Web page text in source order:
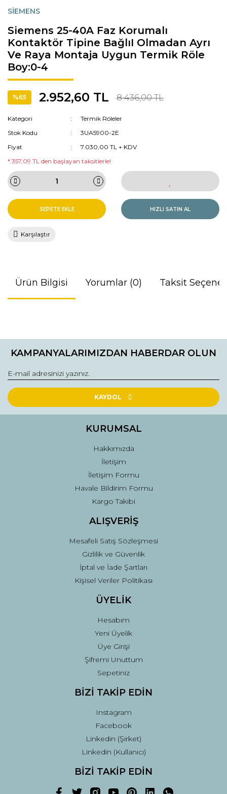
SİEMENS
Siemens 25-40A Faz Korumalı
Kontaktör Tipine BağlıI Olmadan Ayrı
Ve Raya Montaja Uygun Termik Röle
Boy:0-4
%65 2.952,60 TL 8.436,00 TL
Kategori
Termik Röleler
Stok Kodu
3UA5900-2E
Fiyat
7.030,00 TL + KDV
* 357,09 TL den başlayan taksitlerle!
SEPETE EKLE HIZLI SATIN AL
Karşılaştır
Ürün Bilgisi Yorumlar (0) Taksit
konularda yetersiz gördüğünüz noktaları öneri formunu
Görüş ve önerileriniz için teşekkür ederiz.
Ürün resmi kalitesiz, bozuk veya görüntülenemiyor.
Ürün açıklamasında eksik bilgiler bulunuyor.
Ürün fiyatı diğer sitelerden daha pahalı.
Gönder
KAMPANYALARIMIZDAN HABERDAR OLUN
KAYDOL
KURUMSAL
Hakkımızda
İletişim
İletişim Formu
Havale Bildirim Formu
Kargo Takibi
ALIŞVERİŞ
Mesafeli Satış Sözleşmesi
Gizlilik ve Güvenlik
İptal ve İade Şartları
Kişisel Veriler Politikası
ÜYELİK
Hesabım
Yeni Üyelik
Üye Girişi
Şifremi Unuttum
Sepetiniz
BİZİ TAKİP EDİN
Instagram
Facebook
Linkedin (Şirket)
Linkedin (Kullanıcı)
BİZİ TAKİP EDİN